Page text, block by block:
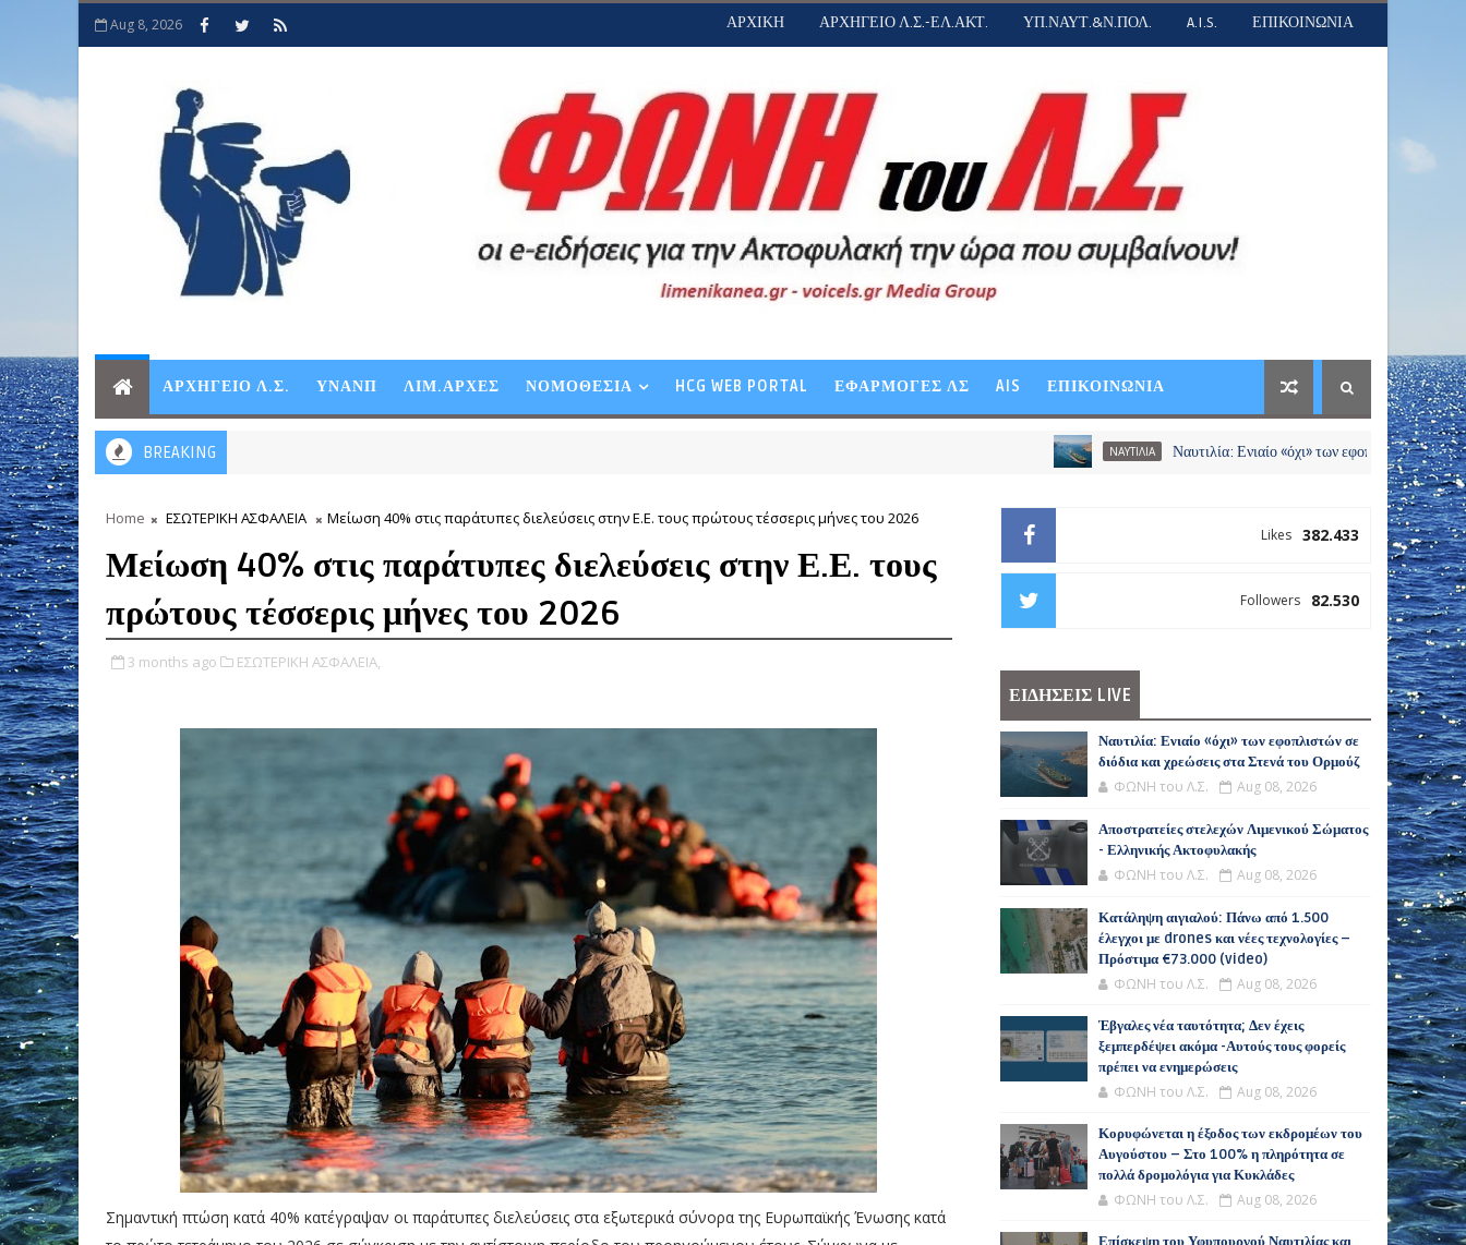
Aug 8, 2026 ΑΡΧΙΚΗ ΑΡΧΗΓΕΙΟ Λ.Σ.-ΕΛ.ΑΚΤ. ΥΠ.ΝΑΥΤ.&Ν.ΠΟΛ. A.I.S. ΕΠΙΚΟΙΝΩΝΙΑ
ΑΡΧΗΓΕΙΟ Λ.Σ. ΥΝΑΝΠ ΛΙΜ.ΑΡΧΕΣ ΝΟΜΟΘΕΣΙΑ HCG WEB PORTAL ΕΦΑΡΜΟΓΕΣ ΛΣ AIS ΕΠΙΚΟΙΝΩΝΙΑ
BREAKING ΝΑΥΤΙΛΙΑ Ναυτιλία: Ενιαίο «όχι» των εφοπλιστών σε διόδια και
Home ΕΣΩΤΕΡΙΚΗ ΑΣΦΑΛΕΙΑ Μείωση 40% στις παράτυπες διελεύσεις στην Ε.Ε. τους πρώτους τέσσερις μήνες του 2026
Μείωση 40% στις παράτυπες διελεύσεις στην Ε.Ε. τους
πρώτους τέσσερις μήνες του 2026
3 months ago ΕΣΩΤΕΡΙΚΗ ΑΣΦΑΛΕΙΑ,
Σημαντική πτώση κατά 40% κατέγραψαν οι παράτυπες διελεύσεις στα εξωτερικά σύνορα της Ευρωπαϊκής Ένωσης κατά
382.433
Likes
82.530
Followers
ΕΙΔΗΣΕΙΣ LIVE
Ναυτιλία: Ενιαίο «όχι» των εφοπλιστών σε
διόδια και χρεώσεις στα Στενά του Ορμούζ
ΦΩΝΗ του Λ.Σ. Aug 08, 2026
Αποστρατείες στελεχών Λιμενικού Σώματος
- Ελληνικής Ακτοφυλακής
ΦΩΝΗ του Λ.Σ. Aug 08, 2026
Κατάληψη αιγιαλού: Πάνω από 1.500
έλεγχοι με drones και νέες τεχνολογίες –
Πρόστιμα €73.000 (video)
ΦΩΝΗ του Λ.Σ. Aug 08, 2026
Έβγαλες νέα ταυτότητα; Δεν έχεις
ξεμπερδέψει ακόμα -Αυτούς τους φορείς
πρέπει να ενημερώσεις
ΦΩΝΗ του Λ.Σ. Aug 08, 2026
Κορυφώνεται η έξοδος των εκδρομέων του
Αυγούστου – Στο 100% η πληρότητα σε
πολλά δρομολόγια για Κυκλάδες
ΦΩΝΗ του Λ.Σ. Aug 08, 2026